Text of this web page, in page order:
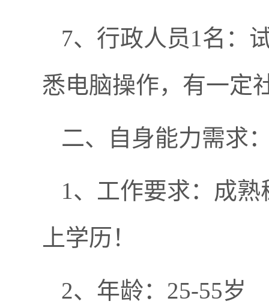
7、行政人员1名：
悉电脑操作，有一定
二、自身能力需求
1、工作要求：成
上学历！
2、年龄：25-55岁